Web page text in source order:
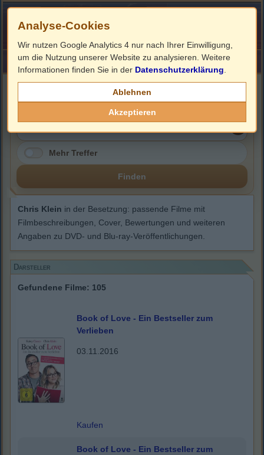
HOME ImpressumLinks
Mehr Treffer
Finden
Chris Klein in der Besetzung: passende Filme mit
Filmbeschreibungen, Cover, Bewertungen und weiteren
Angaben zu DVD- und Blu-ray-Veröffentlichungen.
Darsteller
Gefundene Filme: 105
Book of Love - Ein Bestseller zum
Verlieben
03.11.2016
Kaufen
Book of Love - Ein Bestseller zum
Analyse-Cookies
Wir nutzen Google Analytics 4 nur nach Ihrer Einwilligung,
um die Nutzung unserer Website zu analysieren. Weitere
Informationen finden Sie in der Datenschutzerklärung
Ablehnen
Akzeptieren